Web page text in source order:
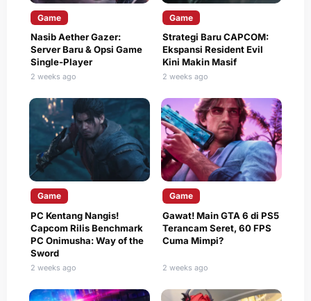
Game
Nasib Aether Gazer:
Server Baru & Opsi Game
Single-Player
2 weeks ago
Game
Strategi Baru CAPCOM:
Ekspansi Resident Evil
Kini Makin Masif
2 weeks ago
Game
PC Kentang Nangis!
Capcom Rilis Benchmark
PC Onimusha: Way of the
Sword
2 weeks ago
Game
Gawat! Main GTA 6 di PS5
Terancam Seret, 60 FPS
Cuma Mimpi?
2 weeks ago